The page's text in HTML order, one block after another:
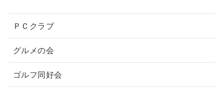
ＰＣクラブ
グルメの会
ゴルフ同好会